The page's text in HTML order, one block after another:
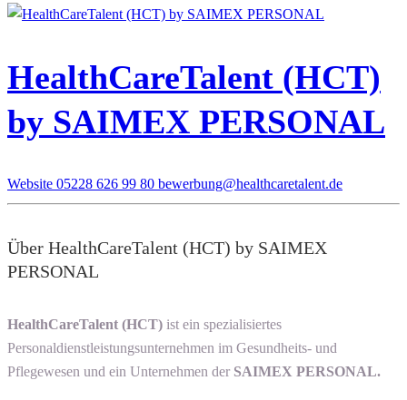
HealthCareTalent (HCT)
by SAIMEX PERSONAL
Website 05228 626 99 80 bewerbung@healthcaretalent.de
Über HealthCareTalent (HCT) by SAIMEX
PERSONAL
HealthCareTalent (HCT) ist ein spezialisiertes
Personaldienstleistungsunternehmen im Gesundheits- und
Pflegewesen und ein Unternehmen der SAIMEX PERSONAL.